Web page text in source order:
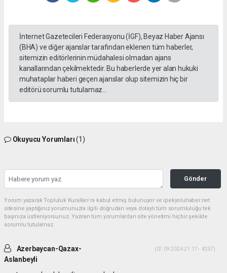
İnternet Gazetecileri Federasyonu (İGF), Beyaz Haber Ajansı
(BHA) ve diğer ajanslar tarafından eklenen tüm haberler,
sitemizin editörlerinin müdahalesi olmadan ajans
kanallarından çekilmektedir. Bu haberlerde yer alan hukuki
muhataplar haberi geçen ajanslar olup sitemizin hiç bir
editörü sorumlu tutulamaz...
Okuyucu Yorumları(1)
Gönder
Yorum yazarak Topluluk Kuralları’nı kabul etmiş bulunuyor ve ipekyoluhaber.net
sitesine yaptığınız yorumunuzla ilgili doğrudan veya dolaylı tüm sorumluluğu tek
başınıza üstleniyorsunuz. Yazılan tüm yorumlardan site yönetimi hiçbir şekilde
sorumlu tutulamaz.
Azerbaycan-Qazax-
Aslanbeyli
(07.09.2024 21:17 - #257)